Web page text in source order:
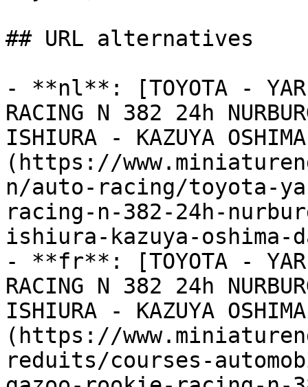
## URL alternatives
- **nl**: [TOYOTA - YARIS
RACING N 382 24h
ISHIURA - KAZUYA
(https://
n/auto-racing/toyota-
racing-n-382-24h-
ishiura-kazuya-oshima-
- **fr**: [TOYOTA - YARIS
RACING N 382 24h
ISHIURA - KAZUYA
(https://
reduits/courses-